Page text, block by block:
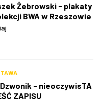
Żebrowski - plakaty
BWA w Rzeszowie
Dzwonik - nieoczywisTA
ZAPISU